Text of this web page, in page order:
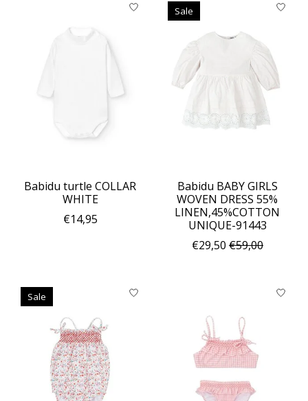
Babidu turtle COLLAR
WHITE
€14,95
Sale
Babidu BABY GIRLS
WOVEN DRESS 55%
LINEN,45%COTTON
UNIQUE-91443
€29,50 €59,00
Sale